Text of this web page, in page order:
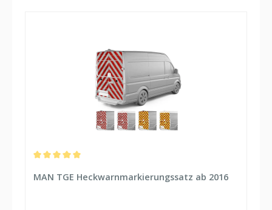
MAN TGE Heckwarnmarkierungssatz ab 2016